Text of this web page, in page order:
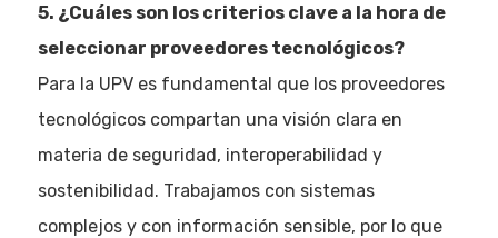
5. ¿Cuáles son los criterios clave a la hora de
seleccionar proveedores tecnológicos?
Para la UPV es fundamental que los proveedores
tecnológicos compartan una visión clara en
materia de seguridad, interoperabilidad y
sostenibilidad. Trabajamos con sistemas
complejos y con información sensible, por lo que